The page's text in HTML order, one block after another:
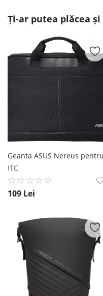
Ți-ar putea plăcea și
ITC
109 Lei